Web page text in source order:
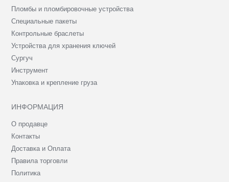
Пломбы и пломбировочные устройства
Специальные пакеты
Контрольные браслеты
Устройства для хранения ключей
Сургуч
Инструмент
Упаковка и крепление груза
ИНФОРМАЦИЯ
О продавце
Контакты
Доставка и Оплата
Правила торговли
Политика